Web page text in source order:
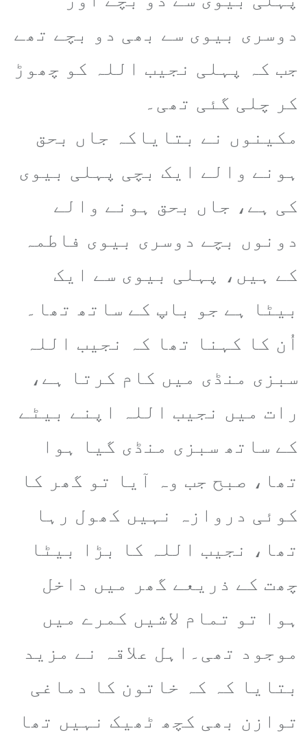
دوسری بیوی سے بھی دو بچے تھے
جب کہ پہلی نجیب اللہ کو چھوڑ
کر چلی گئی تھی۔
مکینوں نے بتایاکہ جاں بحق
ہونے والے ایک بچی پہلی بیوی
کی ہے، جاں بحق ہونے والے
دونوں بچے دوسری بیوی فاطمہ
کے ہیں، پہلی بیوی سے ایک
بیٹا ہے جو باپ کے ساتھ تھا۔
اُن کا کہنا تھا کہ نجیب اللہ
سبزی منڈی میں کام کرتا ہے،
رات میں نجیب اللہ اپنے بیٹے
کے ساتھ سبزی منڈی گیا ہوا
تھا، صبح جب وہ آیا تو گھر کا
کوئی دروازہ نہیں کھول رہا
تھا، نجیب اللہ کا بڑا بیٹا
چھت کے ذریعے گھر میں داخل
ہوا تو تمام لاشیں کمرے میں
موجود تھی۔اہل علاقہ نے مزید
بتایا کہ کہ خاتون کا دماغی
توازن بھی کچھ ٹھیک نہیں تھا